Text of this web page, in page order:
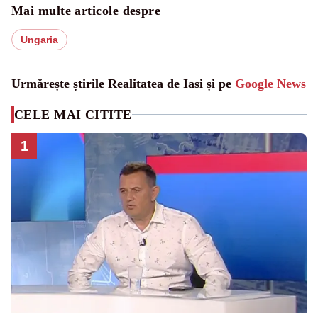
Mai multe articole despre
Ungaria
Urmărește știrile Realitatea de Iasi și pe Google News
CELE MAI CITITE
1